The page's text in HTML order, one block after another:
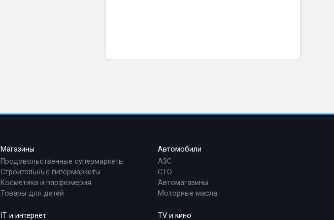
Магазины
Продовольственные супермаркеты
Строительные гипермаркеты
Косметика и парфюмерия
Товары для детей
IT и интернет
Автомобили
АЗС
СТО
Автомагазины
Моторные масла
TV и кино